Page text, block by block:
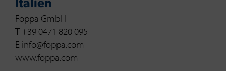
Italien
Foppa GmbH
T +39 0471 820 095
E info@foppa.com
www.foppa.com